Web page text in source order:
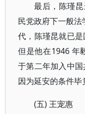
最后，陈瑾
民党政府下一般
代，陈瑾昆就已
但是他在1946 年
于第二年加入中
因为延安的条件毕
(五) 王宠惠